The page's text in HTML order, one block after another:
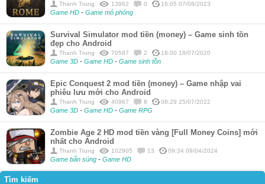
Thanh Trung 13962 0 16:05 07/08/2023
Game HD - Game mô phỏng
Survival Simulator mod tiền (money) – Game sinh tồn
đẹp cho Android
Thanh Trung 70587 2 18:00 18/07/2020
Game 3D - Game HD - Game sinh tồn
Epic Conquest 2 mod tiền (money) – Game nhập vai
phiêu lưu mới cho Android
Thanh Trung 40967 8 08:29 25/07/2022
Game 3D - Game HD - Game RPG
Zombie Age 2 HD mod tiền vàng [Full Money Coins] mới
nhất cho Android
Thanh Trung 102905 13 09:34 09/04/2024
Game bắn súng - Game HD
Tìm kiếm